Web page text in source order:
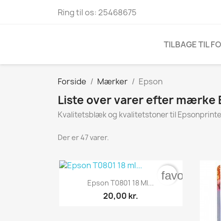
Ring til os: 25468675
TILBAGE TIL
Forside Mærker Epson
Liste over varer efter mærke
Kvalitetsblæk og kvalitetstoner til
Der er 47 varer.
 Vis her
Epson T0801 18 Ml...
20,00 kr.